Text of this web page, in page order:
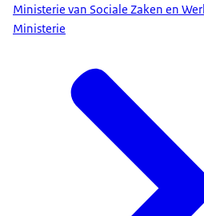
Ministerie van Sociale Zaken en
Ministerie